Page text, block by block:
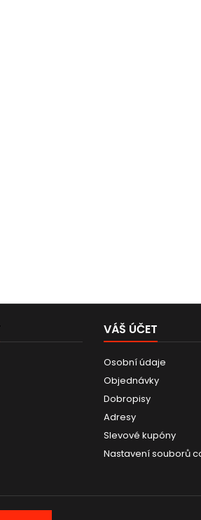
VÁŠ ÚČET
Osobní údaje
Objednávky
Dobropisy
Adresy
Slevové kupóny
Nastavení souborů